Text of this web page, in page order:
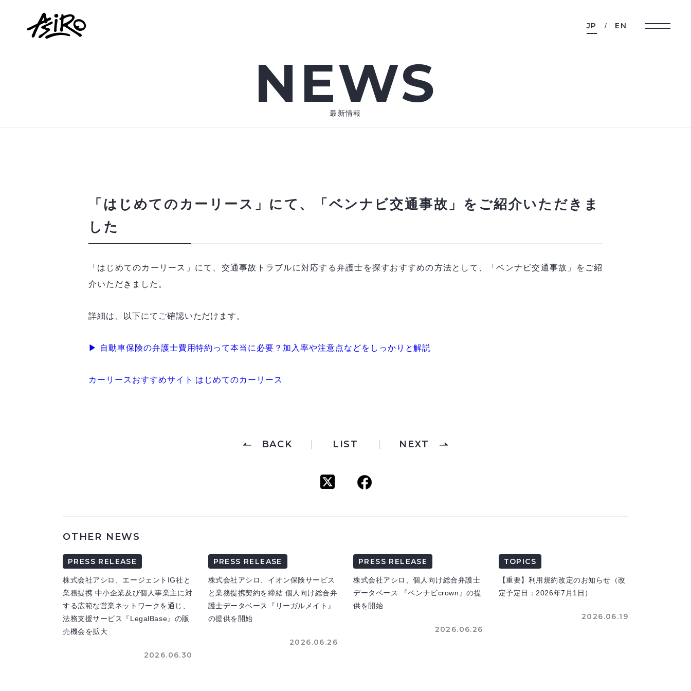
JP EN
NEWS
最新情報
「はじめてのカーリース」にて、「ベンナビ交通事故」をご紹介いただきま
した
「はじめてのカーリース」にて、交通事故トラブルに対応する弁護士を探すおすすめの方法として、「ベンナビ交通事故」をご紹
介いただきました。
詳細は、以下にてご確認いただけます。
▶ 自動車保険の弁護士費用特約って本当に必要？加入率や注意点などをしっかりと解説
カーリースおすすめサイト はじめてのカーリース
BACK LIST NEXT
OTHER NEWS
PRESS RELEASE
株式会社アシロ、エージェントIG社と
業務提携 中小企業及び個人事業主に対
する広範な営業ネットワークを通じ、
法務支援サービス『LegalBase』の販
売機会を拡大
2026.06.30
PRESS RELEASE
株式会社アシロ、イオン保険サービス
と業務提携契約を締結 個人向け総合弁
護士データベース『リーガルメイト』
の提供を開始
2026.06.26
PRESS RELEASE
株式会社アシロ、個人向け総合弁護士
データベース 『ベンナビcrown』の提
供を開始
2026.06.26
TOPICS
【重要】利用規約改定のお知らせ（改
定予定日：2026年7月1日）
2026.06.19